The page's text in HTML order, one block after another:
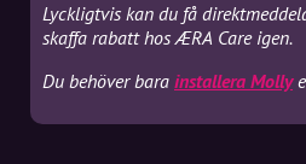
Lyckligtvis kan du få
skaffa rabatt hos ÆRA Care igen.
Du behöver bara installera Molly